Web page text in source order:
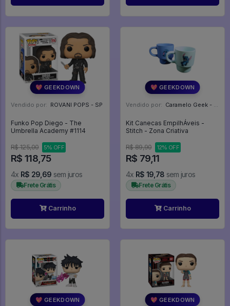
💖 GEEKDOWN
Vendido por: ROVANI POPS - SP
Funko Pop Diego - The
Umbrella Academy #1114
R$ 125,00 5% OFF
R$ 118,75
4x R$ 29,69 sem juros
Frete Grátis
Carrinho
💖 GEEKDOWN
Vendido por: Caramelo Geek - DF
Kit Canecas EmpilhÁveis -
Stitch - Zona Criativa
R$ 89,90 12% OFF
R$ 79,11
4x R$ 19,78 sem juros
Frete Grátis
Carrinho
💖 GEEKDOWN 💖 GEEKDOWN